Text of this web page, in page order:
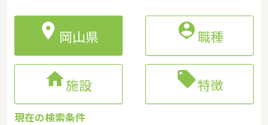
 岡山県 職種
施設 特徴
現在の検索条件